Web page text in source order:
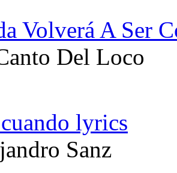
Volverá A Ser
Del Loco
lyrics
Sanz